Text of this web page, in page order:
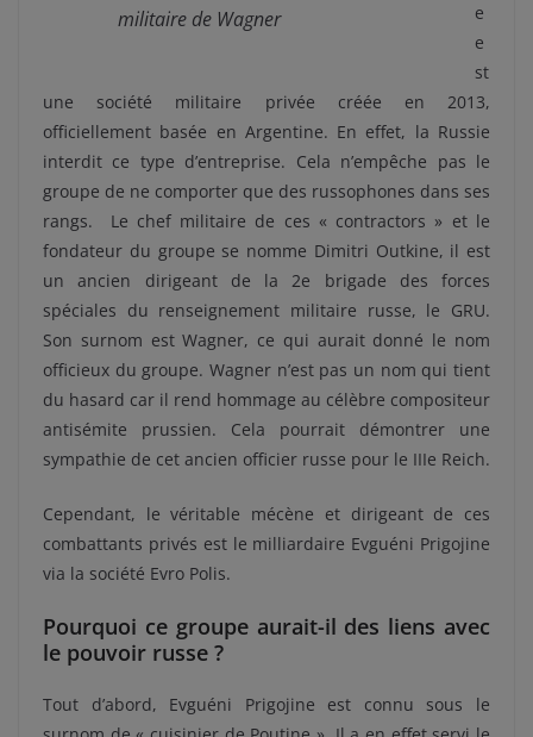
militaire de Wagner
e
e
st
une société militaire privée créée en 2013,
officiellement basée en Argentine. En effet, la Russie
interdit ce type d’entreprise. Cela n’empêche pas le
groupe de ne comporter que des russophones dans ses
rangs. Le chef militaire de ces « contractors » et le
fondateur du groupe se nomme Dimitri Outkine, il est
un ancien dirigeant de la 2e brigade des forces
spéciales du renseignement militaire russe, le GRU.
Son surnom est Wagner, ce qui aurait donné le nom
officieux du groupe. Wagner n’est pas un nom qui tient
du hasard car il rend hommage au célèbre compositeur
antisémite prussien. Cela pourrait démontrer une
sympathie de cet ancien officier russe pour le IIIe Reich.
Cependant, le véritable mécène et dirigeant de ces
combattants privés est le milliardaire Evguéni Prigojine
via la société Evro Polis.
Pourquoi ce groupe aurait-il des liens avec
le pouvoir russe ?
Tout d’abord, Evguéni Prigojine est connu sous le